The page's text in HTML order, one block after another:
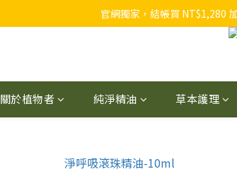
官網獨家，結帳買 NT$1,280
官網獨家，結帳買 NT$1,280
植物者官網會員獨享回饋，入會
關於植物者 純淨精油 草本護理